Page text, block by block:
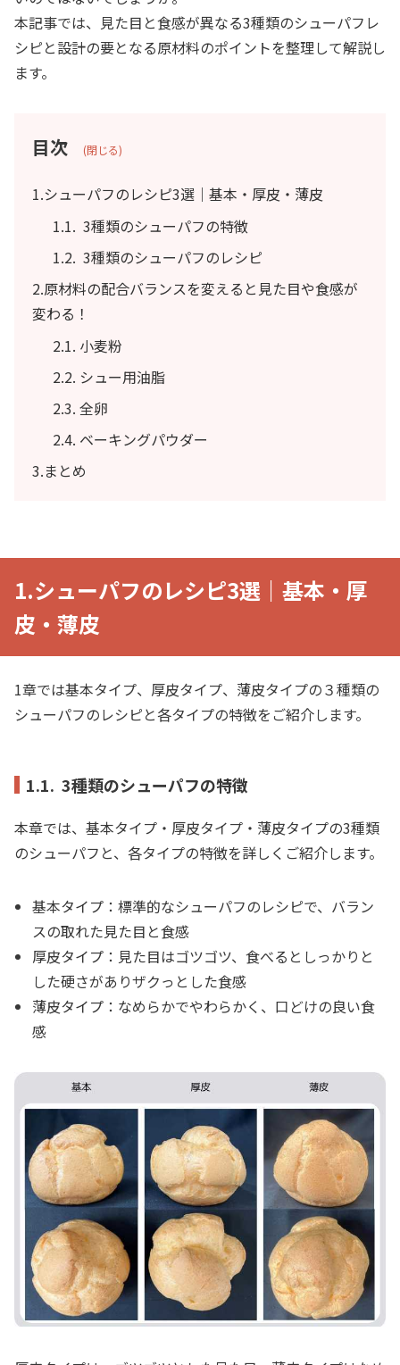
本記事では、見た目と食感が異なる3種類のシューパフレ
シピと設計の要となる原材料のポイントを整理して解説し
ます。
目次 (閉じる)
1.シューパフのレシピ3選｜基本・厚皮・薄皮
1.1. 3種類のシューパフの特徴
1.2. 3種類のシューパフのレシピ
2.原材料の配合バランスを変えると見た目や食感が
変わる！
2.1. 小麦粉
2.2. シュー用油脂
2.3. 全卵
2.4. ベーキングパウダー
3.まとめ
1.シューパフのレシピ3選｜基本・厚
皮・薄皮
1章では基本タイプ、厚皮タイプ、薄皮タイプの３種類の
シューパフのレシピと各タイプの特徴をご紹介します。
1.1. 3種類のシューパフの特徴
本章では、基本タイプ・厚皮タイプ・薄皮タイプの3種類
のシューパフと、各タイプの特徴を詳しくご紹介します。
基本タイプ ：標準的なシューパフのレシピで、バラン
スの取れた見た目と食感
厚皮タイプ ：見た目はゴツゴツ、食べるとしっかりと
した硬さがありザクっとした食感
薄皮タイプ ：なめらかでやわらかく、口どけの良い食
感